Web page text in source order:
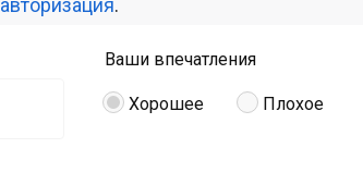
авторизация.
Ваши впечатления
Хорошее Плохое